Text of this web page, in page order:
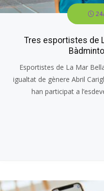
Tres esportistes de
Esportistes de La Mar
igualtat de gènere Abril
han participat a